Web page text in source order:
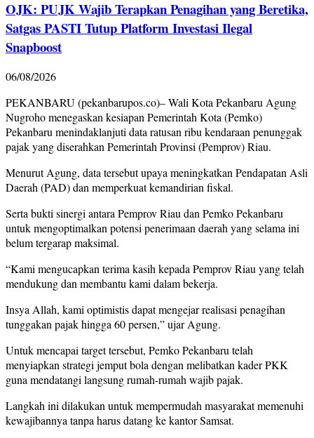
OJK: PUJK Wajib Terapkan Penagihan yang Beretika,
Satgas PASTI Tutup Platform Investasi Ilegal
Snapboost
06/08/2026
PEKANBARU (pekanbarupos.co)– Wali Kota Pekanbaru Agung
Nugroho menegaskan kesiapan Pemerintah Kota (Pemko)
Pekanbaru menindaklanjuti data ratusan ribu kendaraan penunggak
pajak yang diserahkan Pemerintah Provinsi (Pemprov) Riau.
Menurut Agung, data tersebut upaya meningkatkan Pendapatan Asli
Daerah (PAD) dan memperkuat kemandirian fiskal.
Serta bukti sinergi antara Pemprov Riau dan Pemko Pekanbaru
untuk mengoptimalkan potensi penerimaan daerah yang selama ini
belum tergarap maksimal.
“Kami mengucapkan terima kasih kepada Pemprov Riau yang telah
mendukung dan membantu kami dalam bekerja.
Insya Allah, kami optimistis dapat mengejar realisasi penagihan
tunggakan pajak hingga 60 persen,” ujar Agung.
Untuk mencapai target tersebut, Pemko Pekanbaru telah
menyiapkan strategi jemput bola dengan melibatkan kader PKK
guna mendatangi langsung rumah-rumah wajib pajak.
Langkah ini dilakukan untuk mempermudah masyarakat memenuhi
kewajibannya tanpa harus datang ke kantor Samsat.